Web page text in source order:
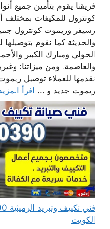
فريقنا يقوم بتأمين جميع
كونترول للمكيفات بمختلف
رسيفر وريموت كونترول
والحديثة كما نقوم
الحولي ومبارك الكبير
والعاصمة. ومن ميزاتنا:
نقدمها للعملاء توصيل
ريموت جديد و ... اقرأ
الكويت